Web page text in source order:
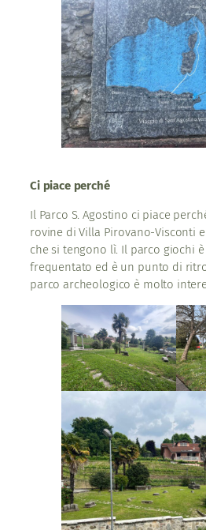
Ci piace perché
Il Parco S. Agostino ci piace
rovine di Villa Pirovano-Visconti
che si tengono lì. Il parco giochi
frequentato ed è un punto di
parco archeologico è molto